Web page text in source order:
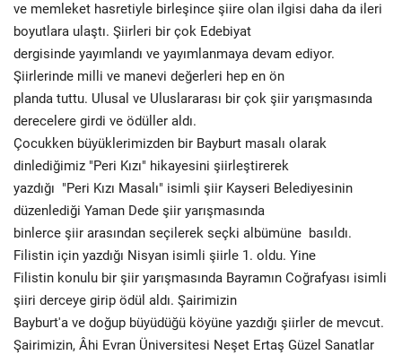
ve memleket hasretiyle birleşince şiire olan ilgisi daha da ileri
boyutlara ulaştı. Şiirleri bir çok Edebiyat
dergisinde yayımlandı ve yayımlanmaya devam ediyor.
Şiirlerinde milli ve manevi değerleri hep en ön
planda tuttu. Ulusal ve Uluslararası bir çok şiir yarışmasında
derecelere girdi ve ödüller aldı.
Çocukken büyüklerimizden bir Bayburt masalı olarak
dinlediğimiz "Peri Kızı" hikayesini şiirleştirerek
yazdığı "Peri Kızı Masalı" isimli şiir Kayseri Belediyesinin
düzenlediği Yaman Dede şiir yarışmasında
binlerce şiir arasından seçilerek seçki albümüne basıldı.
Filistin için yazdığı Nisyan isimli şiirle 1. oldu. Yine
Filistin konulu bir şiir yarışmasında Bayramın Coğrafyası isimli
şiiri derceye girip ödül aldı. Şairimizin
Bayburt'a ve doğup büyüdüğü köyüne yazdığı şiirler de mevcut.
Şairimizin, Âhi Evran Üniversitesi Neşet Ertaş Güzel Sanatlar